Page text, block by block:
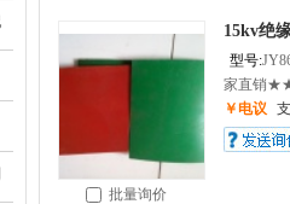
批量询价
15kv绝
型号:
家直销
￥电议